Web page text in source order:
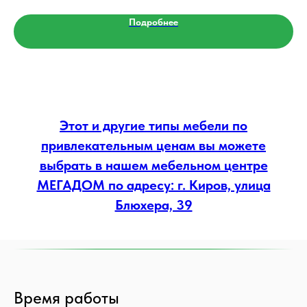
Подробнее
Этот и другие типы мебели по
привлекательным ценам вы можете
выбрать в нашем мебельном центре
МЕГАДОМ по адресу: г. Киров, улица
Блюхера, 39
Время работы